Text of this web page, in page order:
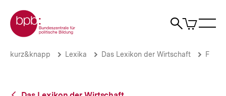
zum
Seiteninhalt
springen
Zur Startseite der bpb
Suche
Artikel
im
Faktormarkt
Brotkrümelnavigation
Pfadnavigation
kurz&knapp Lexika Das Lexikon der Wirtschaft F